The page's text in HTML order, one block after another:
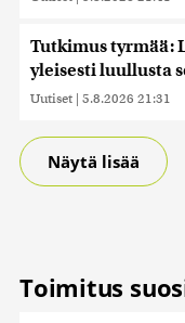
Tutkimus tyrmää:
yleisesti luullusta
Uutiset | 5.8.2026 21:31
Näytä lisää
Toimitus